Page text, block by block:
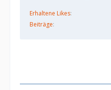
Erhaltene Likes
Beiträge